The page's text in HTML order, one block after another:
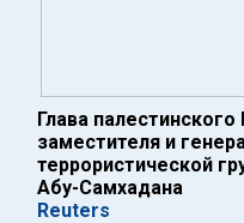
Глава
заместителя и
террористической
Абу-Самхадана
Reuters